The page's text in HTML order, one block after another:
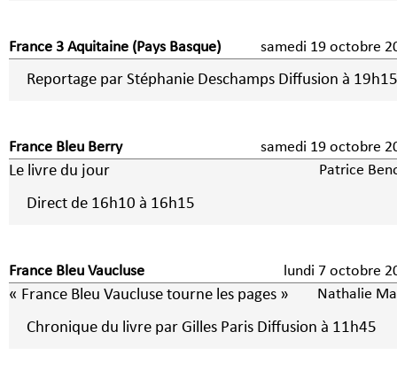
France 3 Aquitaine (Pays Basque) samedi 19 octobre
Reportage par Stéphanie Deschamps Diffusion à 19h15
France Bleu Berry samedi 19 octobre
Le livre du jour Patrice
Direct de 16h10 à 16h15
France Bleu Vaucluse lundi 7 octobre
« France Bleu Vaucluse tourne les pages » Nathalie
Chronique du livre par Gilles Paris Diffusion à 11h45